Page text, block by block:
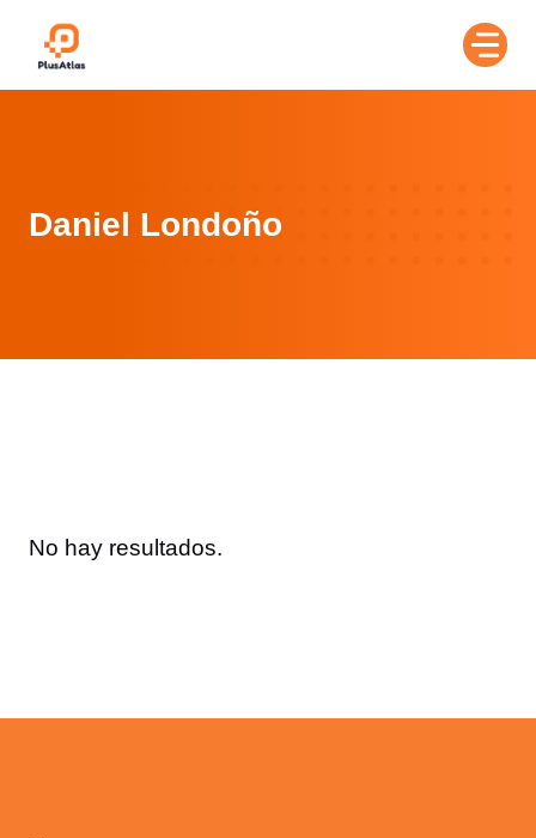
Daniel Londoño
No hay resultados.